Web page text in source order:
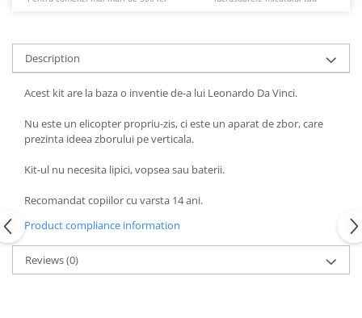
Description
Acest kit are la baza o inventie de-a lui Leonardo Da Vinci.
Nu este un elicopter propriu-zis, ci este un aparat de zbor, care
prezinta ideea zborului pe verticala.
Kit-ul nu necesita lipici, vopsea sau baterii.
Recomandat copiilor cu varsta 14 ani.
Product compliance information
Reviews(0)